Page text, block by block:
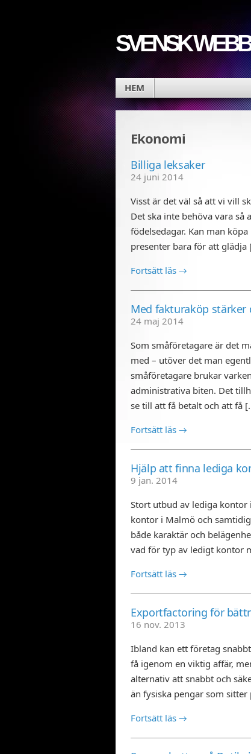
SVENSK
HEM
Ekonomi
Billiga leksaker
24 juni 2014
Visst är det väl så att vi vill
Det ska inte behöva vara
födelsedagar. Kan man
presenter bara för att glädja
Fortsätt läs →
Med fakturaköp
24 maj 2014
Som småföretagare är det
med – utöver det man
småföretagare brukar
administrativa biten. Det
se till att få betalt och att få
Fortsätt läs →
Hjälp att finna lediga
9 jan. 2014
Stort utbud av lediga
kontor i Malmö och
både karaktär och
vad för typ av ledigt kontor
Fortsätt läs →
Exportfactoring för
16 nov. 2013
Ibland kan ett företag
få igenom en viktig affär,
alternativ att snabbt och
än fysiska pengar som
Fortsätt läs →